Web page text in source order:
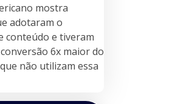
mostra
adotaram o
conteúdo e tiveram
6x maior do
não utilizam essa